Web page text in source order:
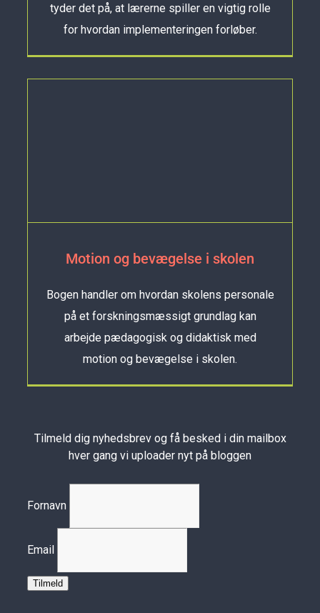
tyder det på, at lærerne spiller en vigtig rolle
for hvordan implementeringen forløber.
Motion og bevægelse i skolen
Bogen handler om hvordan skolens personale
på et forskningsmæssigt grundlag kan
arbejde pædagogisk og didaktisk med
motion og bevægelse i skolen.
Tilmeld dig nyhedsbrev og få besked i din mailbox
hver gang vi uploader nyt på bloggen
Fornavn
Email